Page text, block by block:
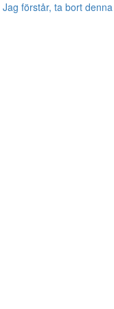
Jag förstår, ta bort